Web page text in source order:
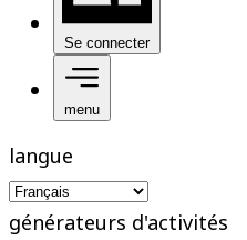
Se connecter
menu
langue
générateurs d'activités